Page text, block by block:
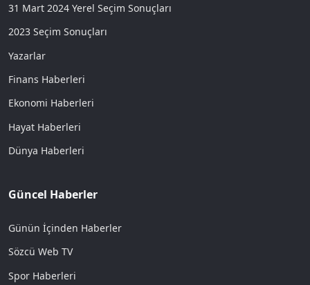
31 Mart 2024 Yerel Seçim Sonuçları
2023 Seçim Sonuçları
Yazarlar
Finans Haberleri
Ekonomi Haberleri
Hayat Haberleri
Dünya Haberleri
Güncel Haberler
Günün İçinden Haberler
Sözcü Web TV
Spor Haberleri